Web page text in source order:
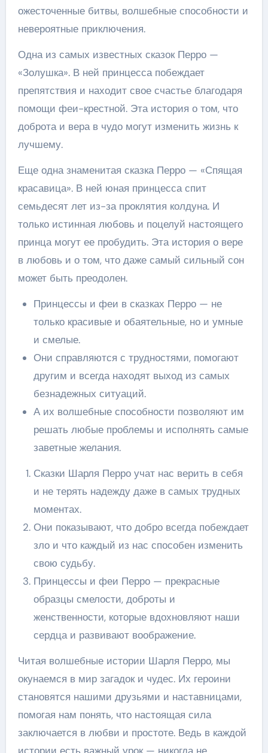
ожесточенные битвы, волшебные способности и
невероятные приключения.
Одна из самых известных сказок Перро —
«Золушка». В ней принцесса побеждает
препятствия и находит свое счастье благодаря
помощи феи-крестной. Эта история о том, что
доброта и вера в чудо могут изменить жизнь к
лучшему.
Еще одна знаменитая сказка Перро — «Спящая
красавица». В ней юная принцесса спит
семьдесят лет из-за проклятия колдуна. И
только истинная любовь и поцелуй настоящего
принца могут ее пробудить. Эта история о вере
в любовь и о том, что даже самый сильный сон
может быть преодолен.
Принцессы и феи в сказках Перро — не
только красивые и обаятельные, но и умные
и смелые.
Они справляются с трудностями, помогают
другим и всегда находят выход из самых
безнадежных ситуаций.
А их волшебные способности позволяют им
решать любые проблемы и исполнять самые
заветные желания.
Сказки Шарля Перро учат нас верить в себя
и не терять надежду даже в самых трудных
моментах.
Они показывают, что добро всегда побеждает
зло и что каждый из нас способен изменить
свою судьбу.
Принцессы и феи Перро — прекрасные
образцы смелости, доброты и
женственности, которые вдохновляют наши
сердца и развивают воображение.
Читая волшебные истории Шарля Перро, мы
окунаемся в мир загадок и чудес. Их героини
становятся нашими друзьями и наставницами,
помогая нам понять, что настоящая сила
заключается в любви и простоте. Ведь в каждой